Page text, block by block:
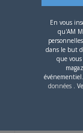
[Entretien]
Lors des
projet, il
demandé
mieux le
originel.»
En vous
qu'AM
dans le but
que vous
données .